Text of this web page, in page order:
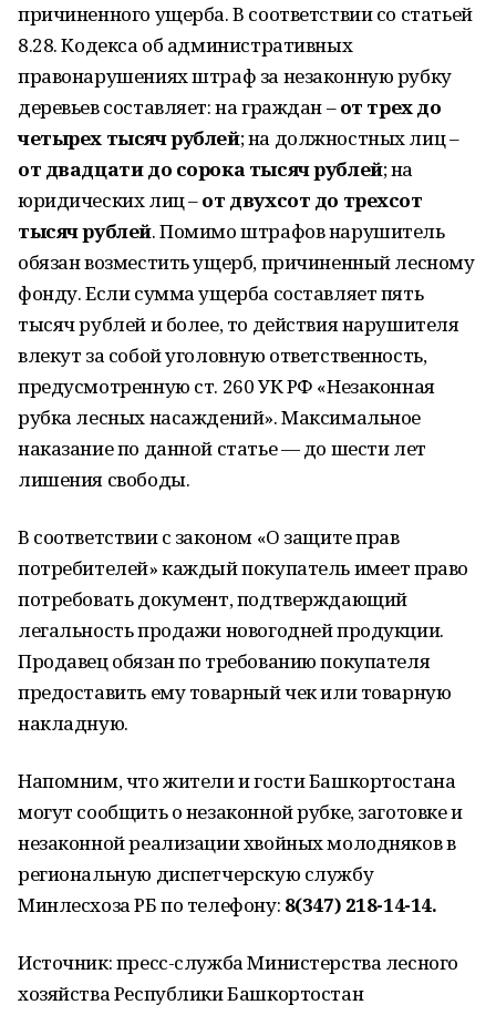
причиненного ущерба. В соответствии со статьей
8.28. Кодекса об административных
правонарушениях штраф за незаконную рубку
деревьев составляет: на граждан –от трех до
четырех тысяч рублей; на должностных лиц –
от двадцати до сорока тысяч рублей; на
юридических лиц –от двухсот до трехсот
тысяч рублей. Помимо штрафов нарушитель
обязан возместить ущерб, причиненный лесному
фонду. Если сумма ущерба составляет пять
тысяч рублей и более, то действия нарушителя
влекут за собой уголовную ответственность,
предусмотренную ст. 260 УК РФ «Незаконная
рубка лесных насаждений». Максимальное
наказание по данной статье — до шести лет
лишения свободы.
В соответствии с законом «О защите прав
потребителей» каждый покупатель имеет право
потребовать документ, подтверждающий
легальность продажи новогодней продукции.
Продавец обязан по требованию покупателя
предоставить ему товарный чекили товарную
накладную.
Напомним, что жители и гости Башкортостана
могут сообщить о незаконной рубке, заготовке и
незаконной реализации хвойных молодняков в
региональную диспетчерскую службу
Минлесхоза РБ по телефону: 8(347) 218-14-14.
Источник: пресс-служба Министерства лесного
хозяйства Республики Башкортостан